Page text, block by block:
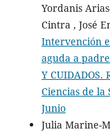
Yordanis
Cintra , José
Intervención
aguda a
Y
Ciencias de la
Junio
Julia Marine-